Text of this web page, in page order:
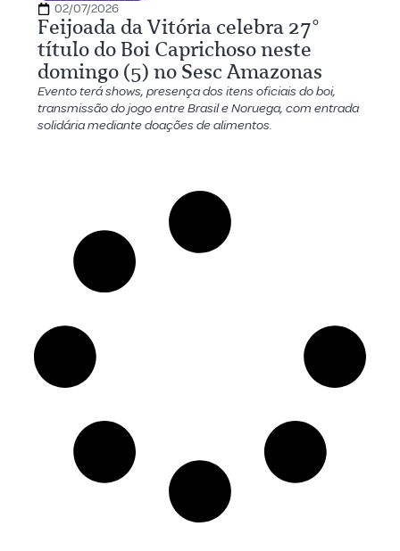
02/07/2026
Feijoada da Vitória celebra 27°
título do Boi Caprichoso neste
domingo (5) no Sesc Amazonas
Evento terá shows, presença dos itens oficiais do boi,
transmissão do jogo entre Brasil e Noruega, com entrada
solidária mediante doações de alimentos.